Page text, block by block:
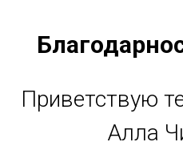
Приветствую
Алла